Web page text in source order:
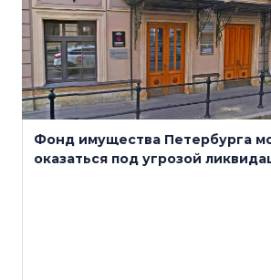
Фонд имущества Петербурга
оказаться под угрозой